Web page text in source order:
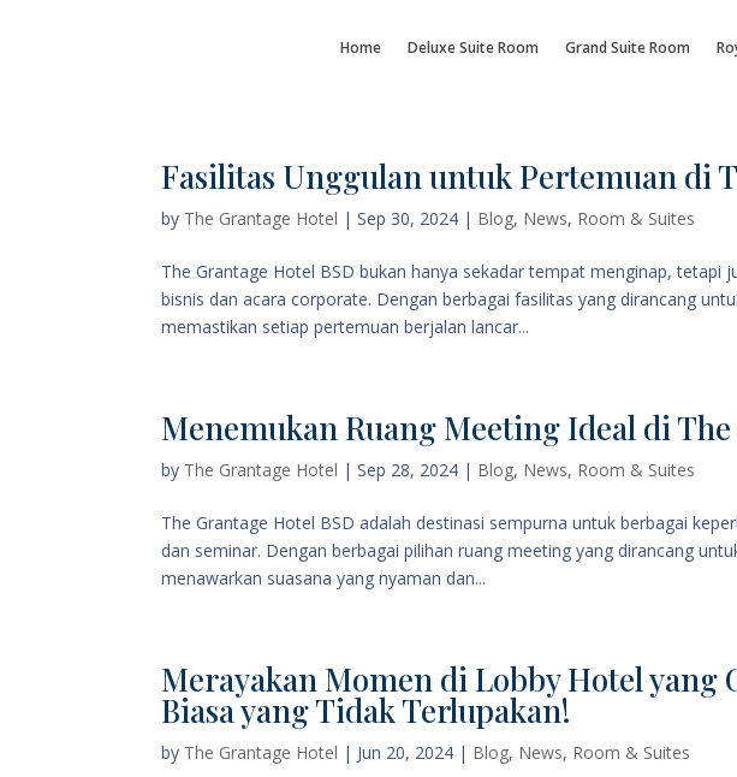
Home Deluxe Suite Room Grand Suite Room
Fasilitas Unggulan untuk Pertemuan di
by The Grantage Hotel |Sep 30, 2024 | Blog, News, Room & Suites
The Grantage Hotel BSD bukan hanya sekadar tempat menginap, tetapi
bisnis dan acara corporate. Dengan berbagai fasilitas yang dirancang
memastikan setiap pertemuan berjalan lancar...
Menemukan Ruang Meeting Ideal di
by The Grantage Hotel |Sep 28, 2024 | Blog, News, Room & Suites
The Grantage Hotel BSD adalah destinasi sempurna untuk berbagai
dan seminar. Dengan berbagai pilihan ruang meeting yang dirancang
menawarkan suasana yang nyaman dan...
Merayakan Momen di Lobby Hotel yang
Biasa yang Tidak Terlupakan!
by The Grantage Hotel | Jun 20, 2024 | Blog, News, Room & Suites